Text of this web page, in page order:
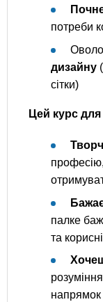
потреби
дизайну
сітки)
Цей курс
палке
та
напрямок